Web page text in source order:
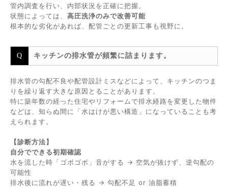
管内調査を行い、内部状況を正確に把握。
状態によっては、 高圧洗浄のみで改善可能
根本的な劣化があれば、配管ごとの更新工事も視野に。
キッチンの排水管が頻繁に詰まります。
排水管の勾配不良や配管設計ミスなどによって、キッチンのつま
りを繰り返す大きな原因とることがあります。
特に築年数の経った住宅やリフォームで排水経路を変更した物件
などは、知らぬ間に「水はけが悪い構造」になっていることも考
えられます。
【診断方法】
自分でできる初期確認
水を流した時「ゴボゴボ」音がする → 空気が抜けず、逆勾配の
可能性
排水後に流れが遅い・残る → 勾配不足 or 油脂蓄積